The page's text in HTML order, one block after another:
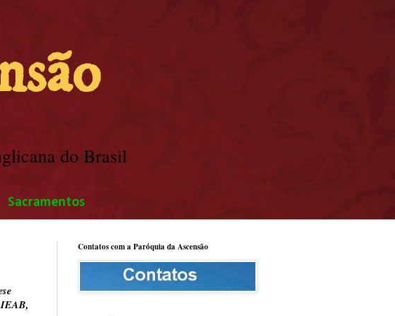
do Brasil
Sacramentos
Contatos com a Paróquia da Ascensão